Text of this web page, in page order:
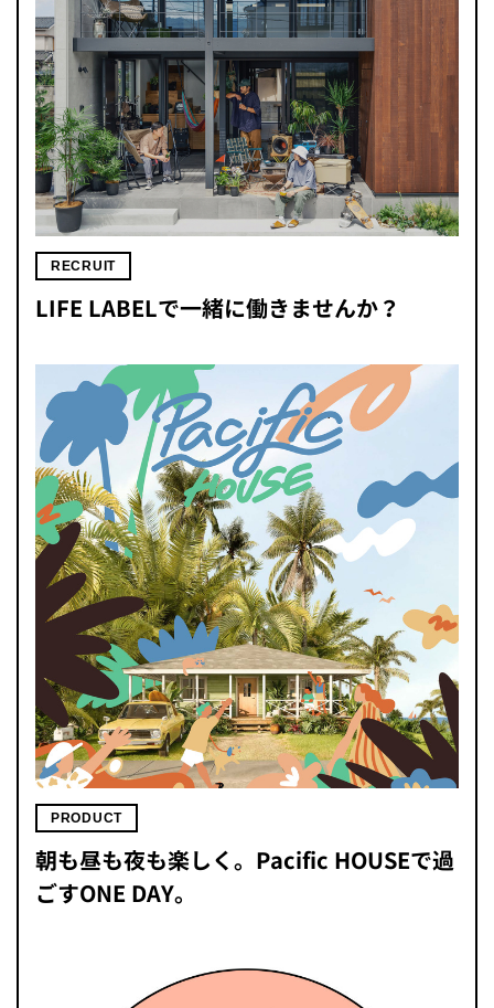
RECRUIT
LIFE LABELで一緒に働きませんか？
PRODUCT
朝も昼も夜も楽しく。Pacific HOUSEで過
ごすONE DAY。